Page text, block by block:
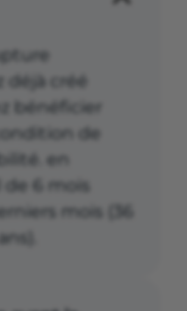
déjà créé
bénéficier
de
en
6 mois
mois (36